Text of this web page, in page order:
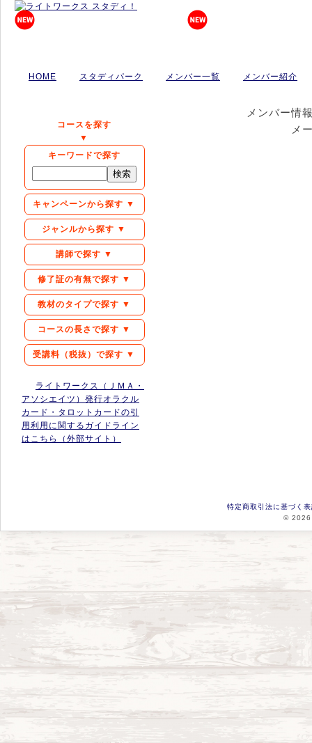
HOME スタディパーク メンバー一覧 メンバー紹介
コースを探す
▼
キーワードで探す
キャンペーンから探す ▼
ジャンルから探す ▼
講師で探す ▼
修了証の有無で探す ▼
教材のタイプで探す ▼
コースの長さで探す ▼
受講料（税抜）で探す ▼
ライトワークス（ＪＭＡ・
アソシエイツ）発行オラクル
カード・タロットカードの引
用利用に関するガイドライン
はこちら（外部サイト）
メンバー情
メ
特定商取引法に基づく
© 2026